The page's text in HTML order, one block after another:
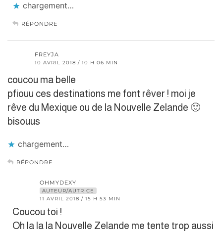
chargement…
RÉPONDRE
FREYJA
10 AVRIL 2018 / 10 H 06 MIN
coucou ma belle
pfiouu ces destinations me font rêver ! moi je
rêve du Mexique ou de la Nouvelle Zelande 🙂
bisouus
chargement…
RÉPONDRE
OHMYDEXY
AUTEUR/AUTRICE
11 AVRIL 2018 / 15 H 53 MIN
Coucou toi !
Oh la la la Nouvelle Zelande me tente trop aussi